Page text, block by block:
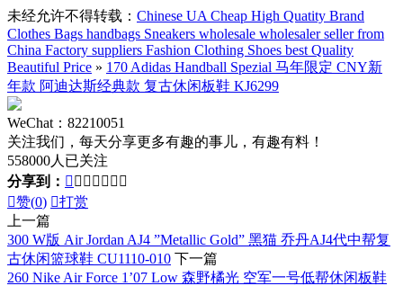
未经允许不得转载： Chinese UA Cheap High Quatity Brand
Clothes Bags handbags Sneakers wholesale wholesaler seller from
China Factory suppliers Fashion Clothing Shoes best Quality
Beautiful Price » 170 Adidas Handball Spezial 马年限定 CNY新
年款 阿迪达斯经典款 复古休闲板鞋 KJ6299
WeChat：82210051
关注我们，每天分享更多有趣的事儿，有趣有料！
558000人已关注
分享到：       
赞(0) 打赏
上一篇
300 W版 Air Jordan AJ4 ”Metallic Gold” 黑猫 乔丹AJ4代中帮复
古休闲篮球鞋 CU1110-010 下一篇
260 Nike Air Force 1’07 Low 森野橘光 空军一号低帮休闲板鞋